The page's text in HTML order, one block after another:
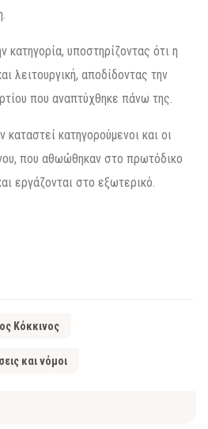
κατηγορία, υποστηρίζοντας ότι η
λειτουργική, αποδίδοντας την
που αναπτύχθηκε πάνω της.
καταστεί κατηγορούμενοι και οι
που αθωώθηκαν στο πρωτόδικο
εργάζονται στο εξωτερικό.
Κόκκινος
και νόμοι